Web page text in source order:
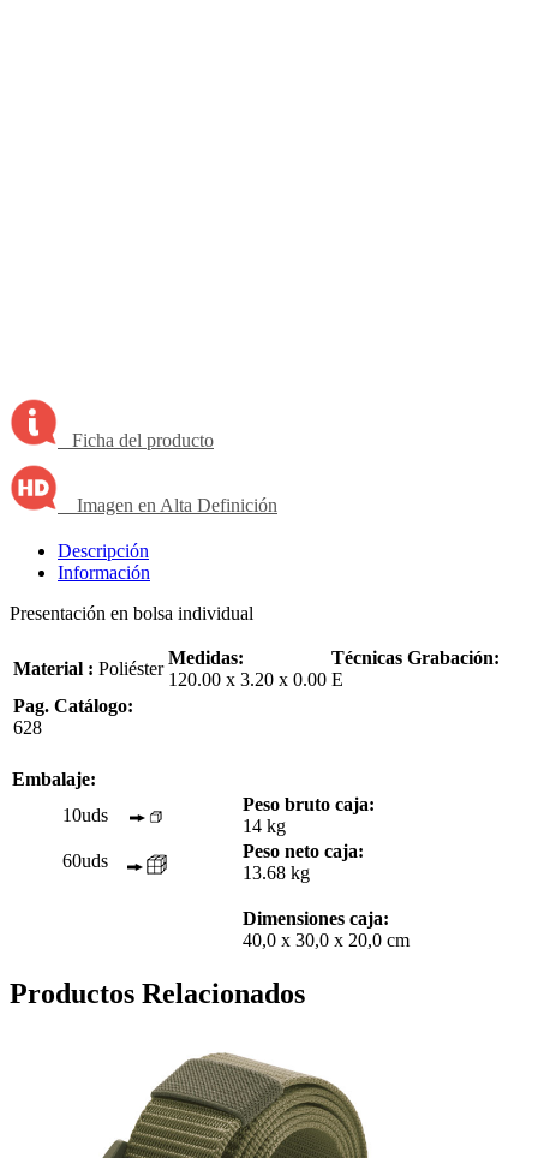
Ficha del producto
Imagen en Alta Definición
Descripción
Información
Presentación en bolsa individual
Material : Poliéster
Medidas:
120.00 x 3.20 x 0.00
Técnicas Grabación:
E
Pag. Catálogo:
628
Embalaje:
10uds
Peso bruto caja:
14 kg
60uds
Peso neto caja:
13.68 kg
Dimensiones caja:
40,0 x 30,0 x 20,0 cm
Productos Relacionados